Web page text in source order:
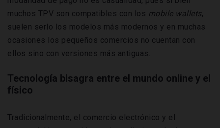
muchos TPV son compatibles con los mobile wallets,
suelen serlo los modelos más modernos y en muchas
ocasiones los pequeños comercios no cuentan con
ellos sino con versiones más antiguas.
Tecnología bisagra entre el mundo online y el
físico
Tradicionalmente, el comercio electrónico y el